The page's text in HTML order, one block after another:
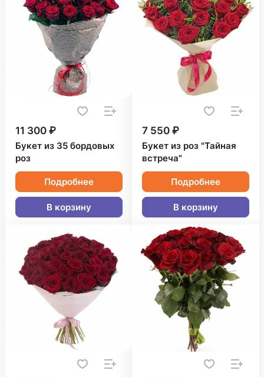
11 300 ₽
Букет из 35 бордовых
роз
Подробнее
В корзину
7 550 ₽
Букет из роз "Тайная
встреча"
Подробнее
В корзину